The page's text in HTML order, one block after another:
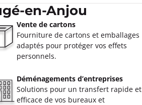
en-Anjou
Vente de cartons
Fourniture de cartons et emballages
adaptés pour protéger vos effets
personnels.
Déménagements d’entreprises
Solutions pour un transfert rapide et
efficace de vos bureaux et